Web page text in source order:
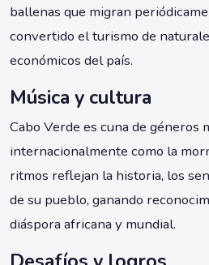
ballenas que migran
convertido el turismo de
económicos del país.
Música y cultura
Cabo Verde es cuna de géneros
internacionalmente como la
ritmos reflejan la historia, los
de su pueblo, ganando
diáspora africana y mundial.